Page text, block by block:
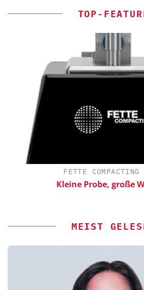
TOP-
FETTE COMPACTING
Kleine Probe, große
MEIST